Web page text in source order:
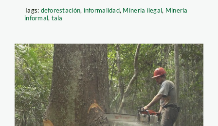
Tags: deforestación, informalidad, Minería ilegal, Minería
informal, tala